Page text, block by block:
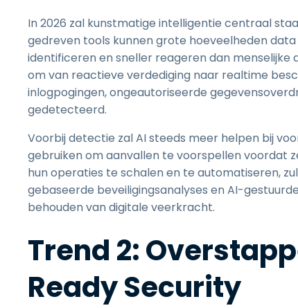
In 2026 zal kunstmatige intelligentie centraal
gedreven tools kunnen grote hoeveelheden
identificeren en sneller reageren dan menselijke
om van reactieve verdediging naar realtime
inlogpogingen, ongeautoriseerde
gedetecteerd.
Voorbij detectie zal AI steeds meer helpen bij
gebruiken om aanvallen te voorspellen voordat
hun operaties te schalen en te automatiseren,
gebaseerde beveiligingsanalyses en AI-
behouden van digitale veerkracht.
Trend 2:
Ready Security